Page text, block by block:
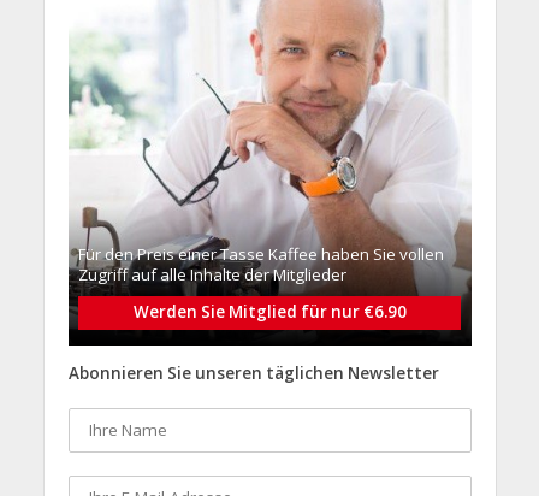
Für den Preis einer Tasse Kaffee haben Sie vollen
Zugriff auf alle Inhalte der Mitglieder
Werden Sie Mitglied für nur €6.90
Abonnieren Sie unseren täglichen Newsletter